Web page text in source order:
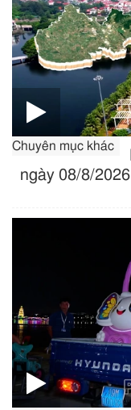
Chuyên mục khác
ngày 08/8/2026